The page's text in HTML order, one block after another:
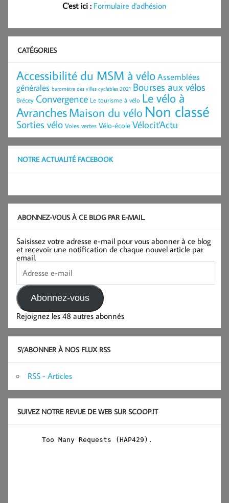
C'est ici : Formulaire d'adhésion
CATÉGORIES
Accessibilité du MSM à véloAssemblées
générales baromètre des villes cyclables 2021 Bourses aux vélos
Brécey Convergence Le tourisme à vélo Le vélo à
AvranchesMaison du vélo Non classé
Sorties vélo Voies vertes Vélo-école Vélocit'Actu
NOTRE ACTUALITÉ FACEBOOK
ABONNEZ-VOUS À CE BLOG PAR E-MAIL.
Saisissez votre adresse e-mail pour vous abonner à ce blog
et recevoir une notification de chaque nouvel article par
email.
Adresse
e-
mail
Abonnez-vous
Rejoignez les 48 autres abonnés
S\’ABONNER À NOS FLUX RSS
RSS - Articles
SUIVEZ NOTRE REVUE DE WEB SUR SCOOP.IT